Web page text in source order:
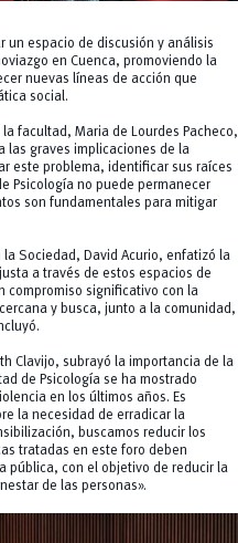
un espacio de discusión y análisis
en Cuenca, promoviendo la
nuevas líneas de acción que
social.
facultad, Maria de Lourdes Pacheco,
las graves implicaciones de la
este problema, identificar sus raíces
Psicología no puede permanecer
son fundamentales para mitigar
Sociedad, David Acurio, enfatizó la
a través de estos espacios de
compromiso significativo con la
y busca, junto a la comunidad,
Clavijo, subrayó la importancia de la
de Psicología se ha mostrado
en los últimos años. Es
la necesidad de erradicar la
buscamos reducir los
tratadas en este foro deben
pública, con el objetivo de reducir la
de las personas».